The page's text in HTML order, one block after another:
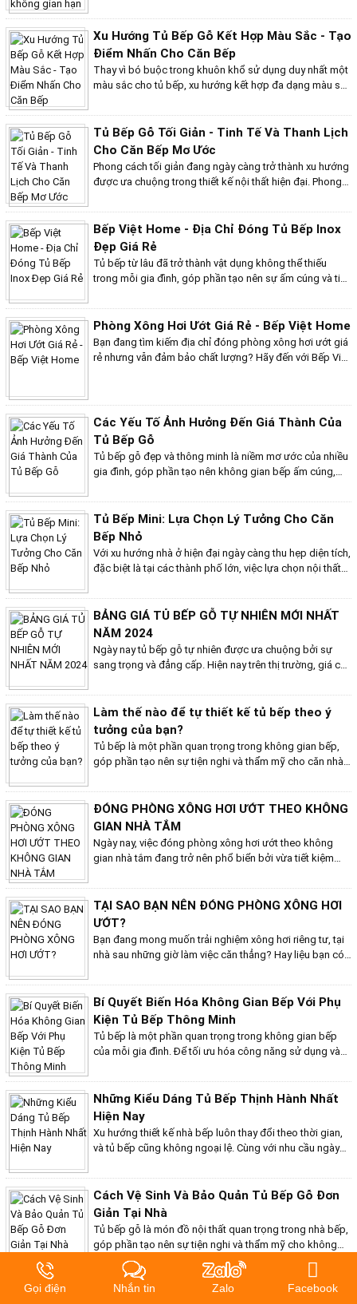
tiện lợi cho khu bếp chung cư nhỏ. Bài viết này của bếp
Việt Home sẽ chia sẻ những giải pháp tối ưu giúp bạn
lựa chọn tủ bếp gỗ phù hợp cho căn hộ của mình.
Xu Hướng Tủ Bếp Gỗ Kết Hợp Màu Sắc - Tạo
Điểm Nhấn Cho Căn Bếp
Thay vì bó buộc trong khuôn khổ sử dụng duy nhất một
màu sắc cho tủ bếp, xu hướng kết hợp đa dạng màu sắc
chuộng. Nó không chỉ đơn thuần là sự sáng tạo, phá
cách mà còn là lời khẳng định cho phong cách cá nhân,
góp phần tạo điểm nhấn ấn tượng và truyền cảm hứng
cho căn bếp.
Tủ Bếp Gỗ Tối Giản - Tinh Tế Và Thanh Lịch
Cho Căn Bếp Mơ Ước
Phong cách tối giản đang ngày càng trở thành xu hướng
được ưa chuộng trong thiết kế nội thất hiện đại. Phong
thời gian cho ngôi nhà của bạn, đồng thời đáp ứng nhu
cầu sử dụng tiện nghi của gia đình. Nếu bạn đang tìm
kiếm một giải pháp hoàn hảo cho căn bếp mơ ước của
mình, hãy cùng Bếp Việt Home khám phá những đặc
điểm nổi bật của tủ bếp gỗ mang phong cách tối giản
nào!
Bếp Việt Home - Địa Chỉ Đóng Tủ Bếp Inox
Đẹp Giá Rẻ
Tủ bếp từ lâu đã trở thành vật dụng không thể thiếu
trong mỗi gia đình, góp phần tạo nên sự ấm cúng và tiện
tủ bếp phù hợp luôn khiến nhiều người băn khoăn bởi
sự đa dạng về chất liệu và kiểu dáng trên thị trường. Nếu
bạn đang tìm kiếm một giải pháp bền đẹp, tiện nghi và
tiết kiệm, tủ bếp inox chính là lựa chọn hoàn hảo dành
Phòng Xông Hơi Ướt Giá Rẻ - Bếp Việt Home
Bạn đang tìm kiếm địa chỉ đóng phòng xông hơi ướt giá
rẻ nhưng vẫn đảm bảo chất lượng? Hãy đến với Bếp Việt
tôi cam kết mang đến cho bạn những sản phẩm đẹp,
bền bỉ và phù hợp với mọi nhu cầu của bạn.
Các Yếu Tố Ảnh Hưởng Đến Giá Thành Của
Tủ Bếp Gỗ
Tủ bếp gỗ đẹp và thông minh là niềm mơ ước của nhiều
gia đình, góp phần tạo nên không gian bếp ấm cúng,
và giá cả, việc lựa chọn tủ bếp phù hợp với nhu cầu và
ngân sách không phải là điều dễ dàng. Bài viết này sẽ
giúp bạn giải đáp những thắc mắc về yếu tố quyết định
giá cả và chất lượng của tủ bếp, từ đó đưa ra lựa chọn
sáng suốt cho không gian bếp của gia đình.
Tủ Bếp Mini: Lựa Chọn Lý Tưởng Cho Căn
Bếp Nhỏ
Với xu hướng nhà ở hiện đại ngày càng thu hẹp diện tích,
đặc biệt là tại các thành phố lớn, việc lựa chọn nội thất
trọng. Trong đó, tủ bếp mini đóng vai trò thiết yếu trong
việc tối ưu hóa diện tích bếp, đồng thời mang lại sự tiện
nghi cho người sử dụng. Bài viết này sẽ giới thiệu đến
bạn những mẫu tủ bếp nhỏ gọn đẹp và tiện ích nhất trên
thị trường hiện nay nhằm giúp bạn dễ dàng tìm được
mẫu tủ bếp mini phù hợp với nhu cầu và không gian
BẢNG GIÁ TỦ BẾP GỖ TỰ NHIÊN MỚI NHẤT
NĂM 2024
Ngày nay tủ bếp gỗ tự nhiên được ưa chuộng bởi sự
sang trọng và đẳng cấp. Hiện nay trên thị trường, giá cả
yếu tố như loại gỗ, kích thước, phụ kiện,... Bài viết này
của Bếp Việt Home sẽ cập nhật bảng giá tủ bếp gỗ tự
nhiên mới nhất năm 2024.
Làm thế nào để tự thiết kế tủ bếp theo ý
tưởng của bạn?
Tủ bếp là một phần quan trọng trong không gian bếp,
góp phần tạo nên sự tiện nghi và thẩm mỹ cho căn nhà.
giúp bạn sở hữu một không gian bếp độc đáo và phù
hợp với nhu cầu sử dụng của gia đình. Vậy làm thế nào
để tự thiết kế tủ bếp theo ý tưởng của bạn? Cùng Bếp
Việt Home tìm hiểu những thông tin hữu ích để tự thiết tủ
bếp theo ý tưởng của bạn.
ĐÓNG PHÒNG XÔNG HƠI ƯỚT THEO KHÔNG
GIAN NHÀ TẮM
Ngày nay, việc đóng phòng xông hơi ướt theo không
gian nhà tắm đang trở nên phổ biển bởi vừa tiết kiệm
Đóng phòng xông hơi ướt theo không gian nhà tắm là
giải pháp hữu hiệu tận dụng không gian hiệu quả. Cùng
Bếp Việt Home tìm hiểu một số lưu ý để đảm bảo thi
công phòng xông hơi ướt theo không gian nhà tắm hữu
hiệu.
TẠI SAO BẠN NÊN ĐÓNG PHÒNG XÔNG HƠI
ƯỚT?
Bạn đang mong muốn trải nghiệm xông hơi riêng tư, tại
nhà sau những giờ làm việc căn thẳng? Hay liệu bạn có
Bài viết này của Bếp Việt Home sẽ giúp bạn giải đáp chi
tiết những ưu điểm, nhược điểm và các yếu tố cần cân
nhắc trước khi đưa ra quyết định.
Bí Quyết Biến Hóa Không Gian Bếp Với Phụ
Kiện Tủ Bếp Thông Minh
Tủ bếp là một phần quan trọng trong không gian bếp
của mỗi gia đình. Để tối ưu hóa công năng sử dụng và
kiện phù hợp là vô cùng cần thiết. Với sự phát triển
không ngừng của ngành công nghiệp nội thất, hiện nay
có rất nhiều loại phụ kiện tủ bếp thông minh được ra
mắt, mang đến cho người dùng nhiều lựa chọn tối ưu.
Bài viết này sẽ chia sẻ một số bí quyết giúp bạn biến
hóa không gian bếp với phụ kiện tủ bếp thông minh
Những Kiểu Dáng Tủ Bếp Thịnh Hành Nhất
Hiện Nay
Xu hướng thiết kế nhà bếp luôn thay đổi theo thời gian,
và tủ bếp cũng không ngoại lệ. Cùng với nhu cầu ngày
kiểu dáng tủ bếp mới liên tục được ra đời, đáp ứng đa
dạng sở thích và nhu cầu của người dùng. Vậy, kiểu
dáng tủ bếp nào đang thịnh hành nhất hiện nay?
Cách Vệ Sinh Và Bảo Quản Tủ Bếp Gỗ Đơn
Giản Tại Nhà
Tủ bếp gỗ là món đồ nội thất quan trọng trong nhà bếp,
góp phần tạo nên sự tiện nghi và thẩm mỹ cho không
gian nấu nướng. Tuy nhiên, do tiếp xúc thường xuyên với
dầu mỡ, thức ăn, nước,... tủ bếp gỗ dễ bị bám bẩn và hư
hỏng nếu không được bảo quản và vệ sinh đúng cách.
Bạn đã biết những điều gì về phòng xông
Hotline Tư Vấn
0904373532
Gọi điện Nhắn tin Zalo Facebook